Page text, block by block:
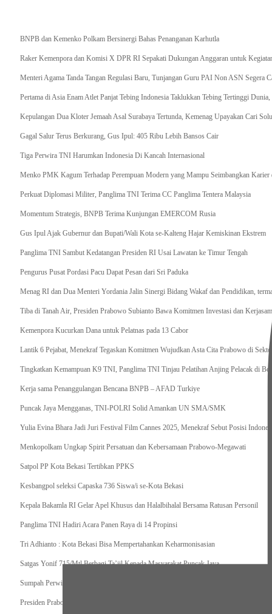
BNPB dan Kemenko Polkam Bersinergi Bahas Penanganan Karhutla
Raker Kemenpora dan Komisi X DPR RI Sepakati Dukungan Anggaran untuk
Menteri Agama Tanda Tangan Regulasi Baru, Tunjangan Guru PAI Non ASN Segera
Pertama di Asia Enam Atlet Panjat Tebing Indonesia Taklukkan Tebing Tertinggi
Kepulangan Dua Kloter Jemaah Asal Surabaya Tertunda, Kemenag Upayakan Cari
Gagal Salur Terus Berkurang, Gus Ipul: 405 Ribu Lebih Bansos Cair
Tiga Perwira TNI Harumkan Indonesia Di Kancah Internasional
Menko PMK Kagum Terhadap Perempuan Modern yang Mampu Seimbangkan Karier
Perkuat Diplomasi Militer, Panglima TNI Terima CC Panglima Tentera Malaysia
Momentum Strategis, BNPB Terima Kunjungan EMERCOM Rusia
Gus Ipul Ajak Gubernur dan Bupati/Wali Kota se-Kalteng Hajar Kemiskinan Ekstrem
Panglima TNI Sambut Kedatangan Presiden RI Usai Lawatan ke Timur Tengah
Pengurus Pusat Pordasi Pacu Dapat Pesan dari Sri Paduka
Menag RI dan Dua Menteri Yordania Jalin Sinergi Bidang Wakaf dan Pendidikan,
Tiba di Tanah Air, Presiden Prabowo Subianto Bawa Komitmen Investasi dan
Kemenpora Kucurkan Dana untuk Pelatnas pada 13 Cabor
Lantik 6 Pejabat, Menekraf Tegaskan Komitmen Wujudkan Asta Cita Prabowo di Sektor
Tingkatkan Kemampuan K9 TNI, Panglima TNI Tinjau Pelatihan Anjing Pelacak di
Kerja sama Penanggulangan Bencana BNPB – AFAD Turkiye
Puncak Jaya Mengganas, TNI-POLRI Solid Amankan UN SMA/SMK
Yulia Evina Bhara Jadi Juri Festival Film Cannes 2025, Menekraf Sebut Posisi
Menkopolkam Ungkap Spirit Persatuan dan Kebersamaan Prabowo-Megawati
Satpol PP Kota Bekasi Tertibkan PPKS
Kesbangpol seleksi Capaska 736 Siswa/i se-Kota Bekasi
Kepala Bakamla RI Gelar Apel Khusus dan Halalbihalal Bersama Ratusan Personil
Panglima TNI Hadiri Acara Panen Raya di 14 Propinsi
Tri Adhianto : Kota Bekasi Bisa Mempertahankan Keharmonisasian
Satgas Yonif 715/Mtl Berbagi Ta’jil Kepada Masyarakat Puncak Jaya
Sumpah Perwira Sebagai Janji Suci Pegangan Seumur Hidup
Presiden Prabowo Serahkan Zakat kepada BAZNAS di Istana Negara